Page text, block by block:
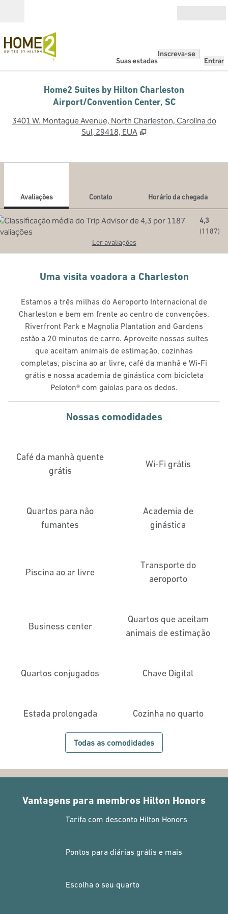
Suas estadas
Inscreva-se
Entrar
Home2 Suites by Hilton Charleston
Airport/Convention Center, SC
3401 W. Montague Avenue, North Charleston, Carolina do
Sul, 29418, EUA
Avaliações Contato
Horário da chegada
4,3
(1187)
Ler avaliações
Uma visita voadora a Charleston
Estamos a três milhas do Aeroporto Internacional de
Charleston e bem em frente ao centro de convenções.
Riverfront Park e Magnolia Plantation and Gardens
estão a 20 minutos de carro. Aproveite nossas suítes
que aceitam animais de estimação, cozinhas
completas, piscina ao ar livre, café da manhã e Wi-Fi
grátis e nossa academia de ginástica com bicicleta
Peloton® com gaiolas para os dedos.
Nossas comodidades
Café da manhã quente
grátis
Wi-Fi grátis
Quartos para não
fumantes
Academia de
ginástica
Piscina ao ar livre
Transporte do
aeroporto
Business center
Quartos que aceitam
animais de estimação
Quartos conjugados Chave Digital
Estada prolongada Cozinha no quarto
Todas as comodidades
Vantagens para membros Hilton Honors
Tarifa com desconto Hilton Honors
Pontos para diárias grátis e mais
Escolha o seu quarto